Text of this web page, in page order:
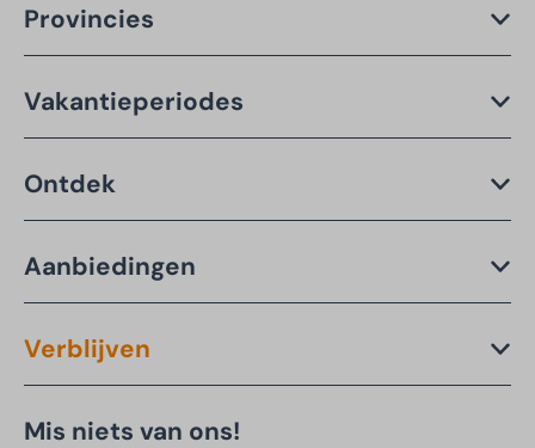
Provincies
Vakantieperiodes
Ontdek
Aanbiedingen
Verblijven
Mis niets van ons!